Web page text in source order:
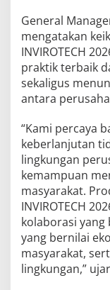
General
mengatakan
INVIROTECH
praktik terbaik
sekaligus
antara
“Kami percaya
keberlanjutan
lingkungan
kemampuan
masyarakat.
INVIROTECH
kolaborasi yang
yang bernilai
masyarakat,
lingkungan,”